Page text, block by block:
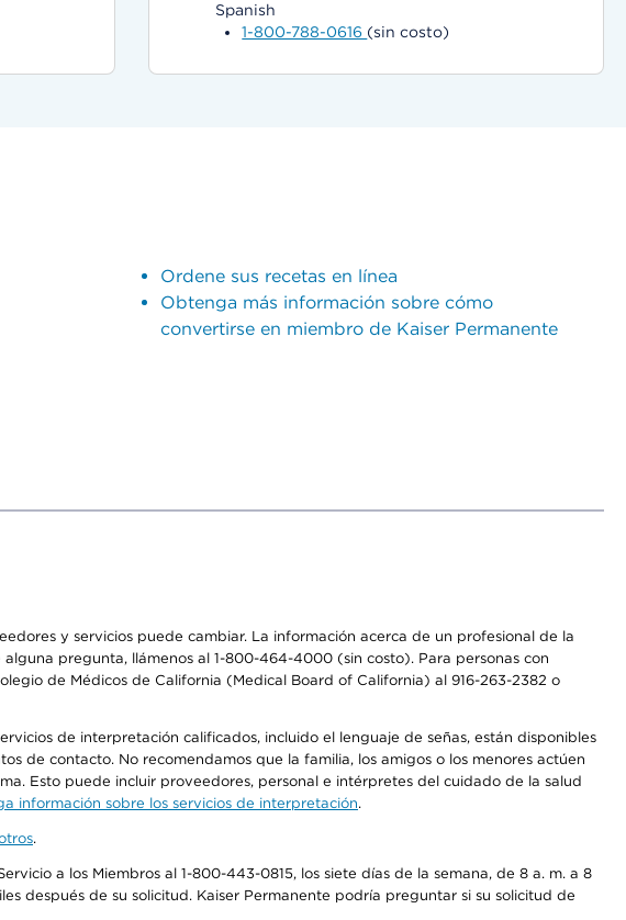
Spanish
1-800-788-0616 (sin costo)
Ordene sus recetas en línea
Obtenga más información sobre cómo
convertirse en miembro de Kaiser Permanente
y servicios puede cambiar. La información acerca de un profesional de la
pregunta, llámenos al 1-800-464-4000 (sin costo). Para personas con
de Médicos de California (Medical Board of California) al 916-263-2382 o
de interpretación calificados, incluido el lenguaje de señas, están disponibles
de contacto. No recomendamos que la familia, los amigos o los menores actúen
Esto puede incluir proveedores, personal e intérpretes del cuidado de la salud
información sobre los servicios de interpretación.
.
a los Miembros al 1-800-443-0815, los siete días de la semana, de 8 a. m. a 8
después de su solicitud. Kaiser Permanente podría preguntar si su solicitud de